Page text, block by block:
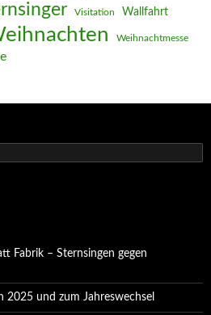
Visitation Wallfahrt
Weihnachtmesse
Fabrik – Sternsingen gegen
und zum Jahreswechsel